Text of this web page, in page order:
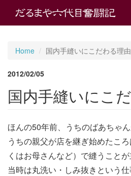
Home 国内手縫いにこだわる理由
2012/02/05
国内手縫いにこ
ほんの50年前、うちのばあちゃ
うちの親父が店を継ぎ始めたこ
くはお母さんなど）で縫うことが
当時は丸洗い・しみ抜きという